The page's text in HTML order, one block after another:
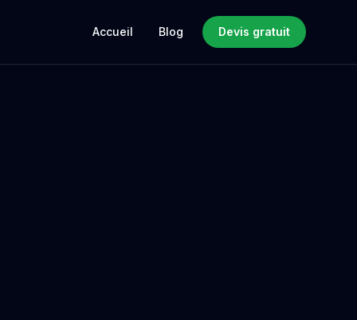
Accueil Blog Devis gratuit